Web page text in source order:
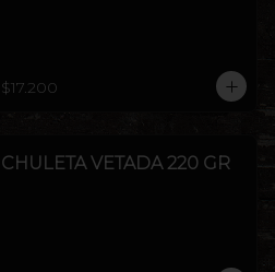
$17.200
CHULETA VETADA 220 GR